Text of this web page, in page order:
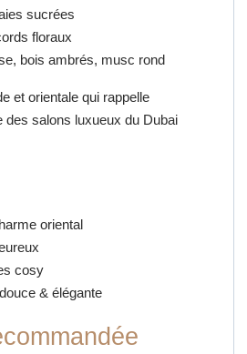
sucrées
floraux
bois ambrés, musc rond
et orientale qui rappelle
des salons luxueux du Dubai
oriental
cosy
& élégante